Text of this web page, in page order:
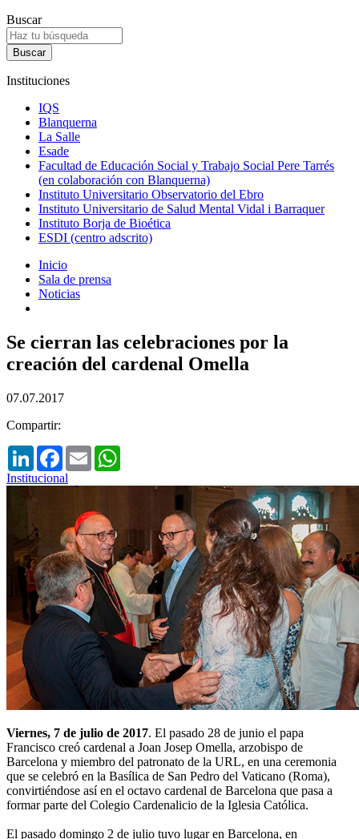
Buscar
Instituciones
IQS
Blanquerna
La Salle
Esade
Facultad de Educación Social y Trabajo Social Pere Tarrés
(en colaboración con Blanquerna)
Instituto Universitario Observatorio del Ebro
Instituto Universitario de Salud Mental Vidal i Barraquer
Instituto Borja de Bioética
ESDI (centro adscrito)
Inicio
Sala de prensa
Noticias
Se cierran las celebraciones por la
creación del cardenal Omella
07.07.2017
Compartir:
LinkedInFacebook
Email
Institucional
Viernes, 7 de julio de 2017. El pasado 28 de junio el papa
Francisco creó cardenal a Joan Josep Omella, arzobispo de
Barcelona y miembro del patronato de la URL, en una ceremonia
que se celebró en la Basílica de San Pedro del Vaticano (Roma),
convirtiéndose así en el octavo cardenal de Barcelona que pasa a
formar parte del Colegio Cardenalicio de la Iglesia Católica.
El pasado domingo 2 de julio tuvo lugar en Barcelona, en